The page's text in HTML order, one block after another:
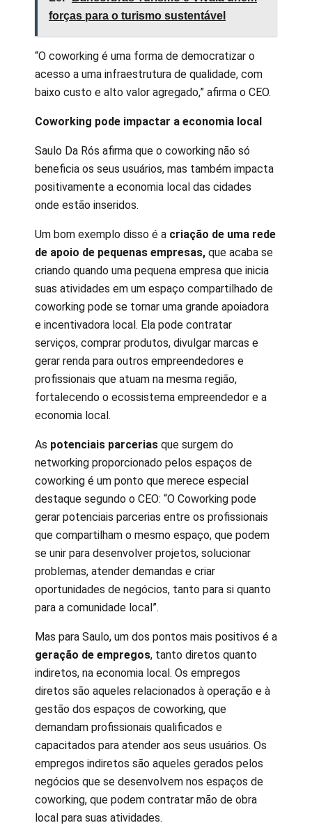
forças para o turismo sustentável
“O coworking é uma forma de democratizar o
acesso a uma infraestrutura de qualidade, com
baixo custo e alto valor agregado,” afirma o CEO.
Coworking pode impactar a economia local
Saulo Da Rós afirma que o coworking não só
beneficia os seus usuários, mas também impacta
positivamente a economia local das cidades
onde estão inseridos.
Um bom exemplo disso é a criação de uma rede
de apoio de pequenas empresas, que acaba se
criando quando uma pequena empresa que inicia
suas atividades em um espaço compartilhado de
coworking pode se tornar uma grande apoiadora
e incentivadora local. Ela pode contratar
serviços, comprar produtos, divulgar marcas e
gerar renda para outros empreendedores e
profissionais que atuam na mesma região,
fortalecendo o ecossistema empreendedor e a
economia local.
As potenciais parcerias que surgem do
networking proporcionado pelos espaços de
coworking é um ponto que merece especial
destaque segundo o CEO: “O Coworking pode
gerar potenciais parcerias entre os profissionais
que compartilham o mesmo espaço, que podem
se unir para desenvolver projetos, solucionar
problemas, atender demandas e criar
oportunidades de negócios, tanto para si quanto
para a comunidade local”.
Mas para Saulo, um dos pontos mais positivos é a
geração de empregos, tanto diretos quanto
indiretos, na economia local. Os empregos
diretos são aqueles relacionados à operação e à
gestão dos espaços de coworking, que
demandam profissionais qualificados e
capacitados para atender aos seus usuários. Os
empregos indiretos são aqueles gerados pelos
negócios que se desenvolvem nos espaços de
coworking, que podem contratar mão de obra
local para suas atividades.